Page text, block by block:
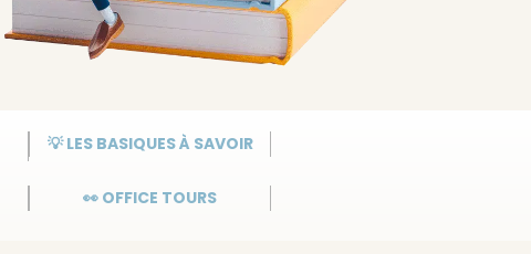
💡 LES BASIQUES À SAVOIR
👀 OFFICE TOURS